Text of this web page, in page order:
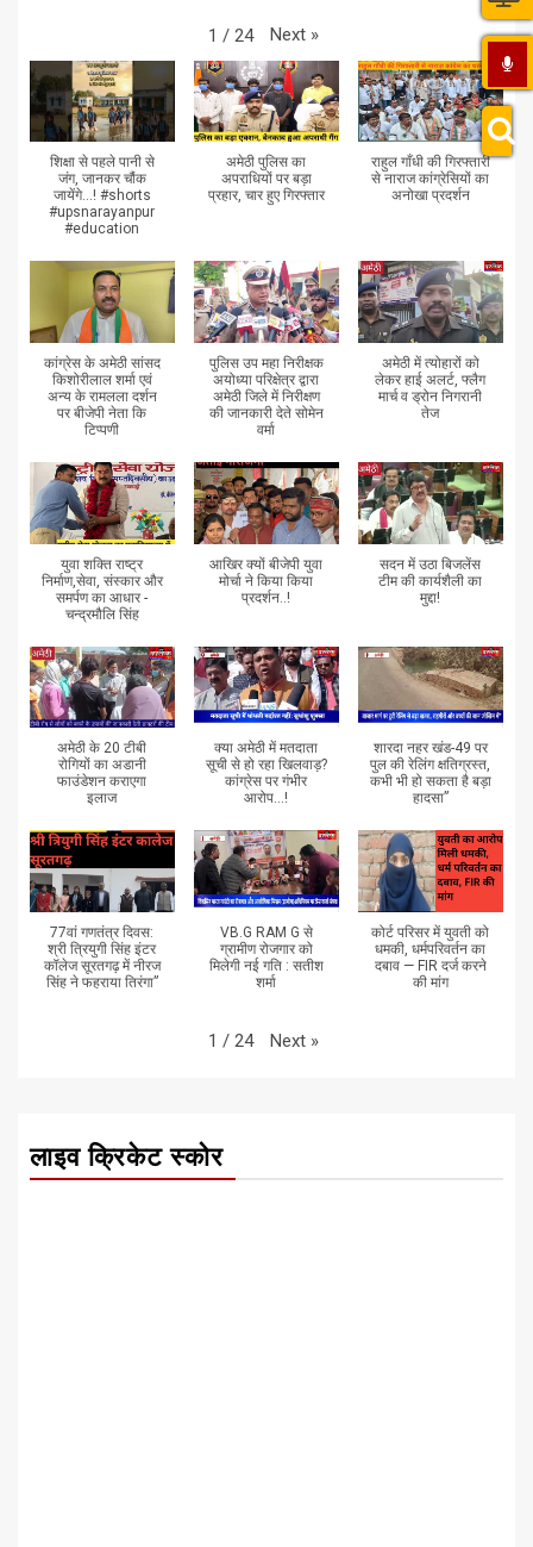
1 / 24 Next »
शिक्षा से पहले पानी से
जंग, जानकर चौंक
जायेंगे...! #shorts
#upsnarayanpur
#education
अमेठी पुलिस का
अपराधियों पर बड़ा
प्रहार, चार हुए गिरफ्तार
राहुल गाँधी की गिरफ्तारी
से नाराज कांग्रेसियों का
अनोखा प्रदर्शन
कांग्रेस के अमेठी सांसद
किशोरीलाल शर्मा एवं
अन्य के रामलला दर्शन
पर बीजेपी नेता कि
टिप्पणी
पुलिस उप महा निरीक्षक
अयोध्या परिक्षेत्र द्वारा
अमेठी जिले में निरीक्षण
की जानकारी देते सोमेन
वर्मा
अमेठी में त्योहारों को
लेकर हाई अलर्ट, फ्लैग
मार्च व ड्रोन निगरानी
तेज
युवा शक्ति राष्ट्र
निर्माण,सेवा, संस्कार और
समर्पण का आधार -
चन्द्रमौलि सिंह
आखिर क्यों बीजेपी युवा
मोर्चा ने किया किया
प्रदर्शन..!
सदन में उठा बिजलेंस
टीम की कार्यशैली का
मुद्दा!
अमेठी के 20 टीबी
रोगियों का अडानी
फाउंडेशन कराएगा
इलाज
क्या अमेठी में मतदाता
सूची से हो रहा खिलवाड़?
कांग्रेस पर गंभीर
आरोप...!
शारदा नहर खंड-49 पर
पुल की रेलिंग क्षतिग्रस्त,
कभी भी हो सकता है बड़ा
हादसा”
77वां गणतंत्र दिवस:
श्री त्रियुगी सिंह इंटर
कॉलेज सूरतगढ़ में नीरज
सिंह ने फहराया तिरंगा”
VB.G RAM G से
ग्रामीण रोजगार को
मिलेगी नई गति : सतीश
शर्मा
कोर्ट परिसर में युवती को
धमकी, धर्मपरिवर्तन का
दबाव — FIR दर्ज करने
की मांग
1 / 24 Next »
लाइव क्रिकेट स्कोर